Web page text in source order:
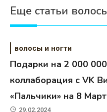
Еще статьи
волосы и ногти
Подарки на 2 000
коллаборация с VK
«Пальчики» на 8
29.02.2024